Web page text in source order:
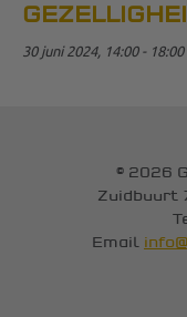
30 juni 2024, 14:00 - 18:00
© 2026
Zuidbuurt
Email